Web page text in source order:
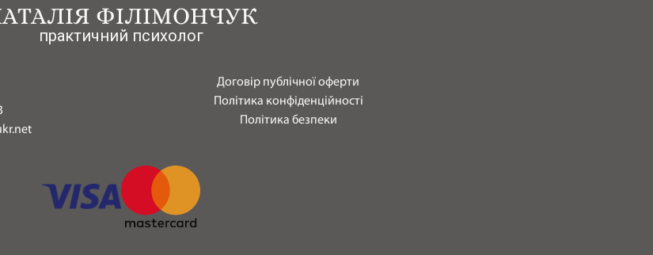
ФІЛІМОНЧУК
практичний психолог
Договір публічної оферти
Політика конфіденційності
Політика безпеки